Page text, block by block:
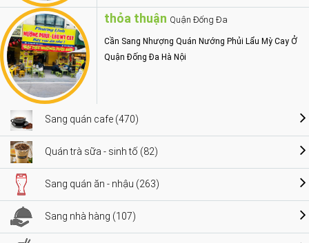
thỏa thuận Quận Đống Đa
Cần Sang Nhượng Quán Nướng Phủi Lẩu Mỳ Cay Ở
Quận Đống Đa Hà Nội
Sang quán cafe (470)
Quán trà sữa - sinh tố (82)
Sang quán ăn - nhậu (263)
Sang nhà hàng (107)